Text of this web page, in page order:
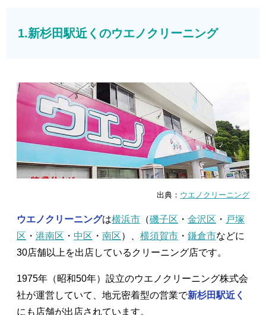
1.新杉田駅近くのウエノクリーニング
出典： ウエノクリーニング
ウエノクリーニングは横浜市 （磯子区 ・ 金沢区 ・ 戸塚
区 ・ 港南区 ・ 中区 ・ 南区）、 横須賀市 ・ 鎌倉市などに
30店舗以上を出店しているクリーニング店です。
1975年（昭和50年）設立のウエノクリーニング株式会
社が運営していて、地元密着型の営業で新杉田駅近く
にも店舗が出店されています。